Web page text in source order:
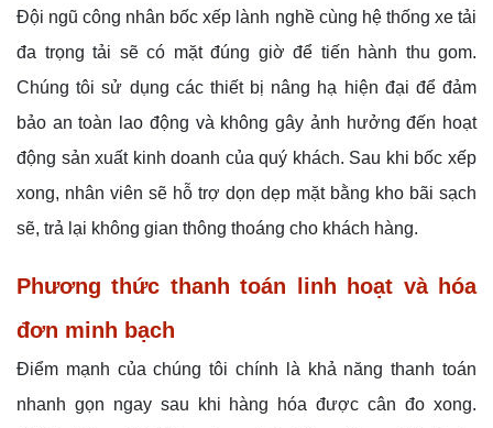
Đội ngũ công nhân bốc xếp lành nghề cùng hệ thống xe tải
đa trọng tải sẽ có mặt đúng giờ để tiến hành thu gom.
Chúng tôi sử dụng các thiết bị nâng hạ hiện đại để đảm
bảo an toàn lao động và không gây ảnh hưởng đến hoạt
động sản xuất kinh doanh của quý khách. Sau khi bốc xếp
xong, nhân viên sẽ hỗ trợ dọn dẹp mặt bằng kho bãi sạch
sẽ, trả lại không gian thông thoáng cho khách hàng.
Phương thức thanh toán linh hoạt và hóa
đơn minh bạch
Điểm mạnh của chúng tôi chính là khả năng thanh toán
nhanh gọn ngay sau khi hàng hóa được cân đo xong.